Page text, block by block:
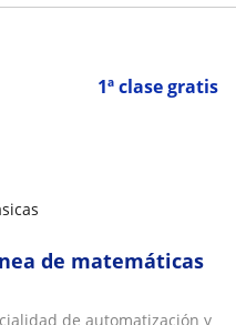
1ª clase gratis
de matemáticas
de automatización y